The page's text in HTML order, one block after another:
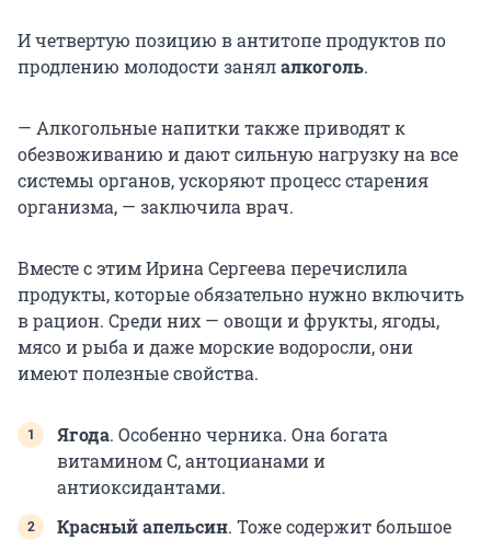
И четвертую позицию в антитопе продуктов по
продлению молодости занялалкоголь.
— Алкогольные напитки также приводят к
обезвоживанию и дают сильную нагрузку на все
системы органов, ускоряют процесс старения
организма, — заключила врач.
Вместе с этим Ирина Сергеева перечислила
продукты, которые обязательно нужно включить
в рацион. Среди них — овощи и фрукты, ягоды,
мясо и рыба и даже морские водоросли, они
имеют полезные свойства.
Ягода. Особенно черника. Она богата
витамином С, антоцианами и
антиоксидантами.
Красный апельсин. Тоже содержит большое